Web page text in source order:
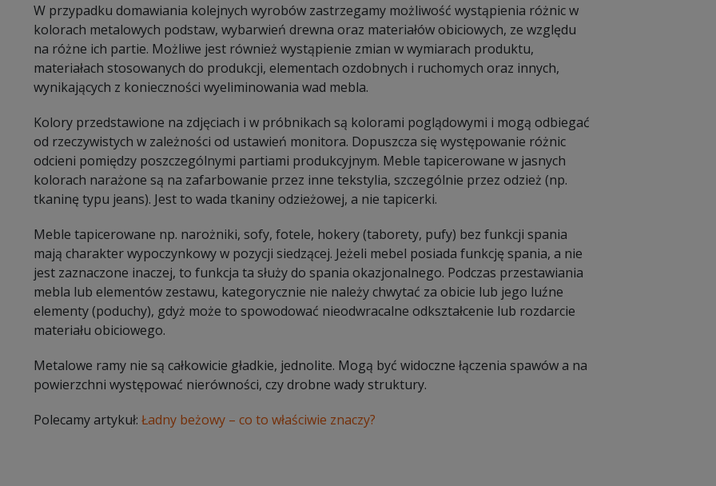
W przypadku domawiania kolejnych wyrobów zastrzegamy możliwość wystąpienia różnic w
kolorach metalowych podstaw, wybarwień drewna oraz materiałów obiciowych, ze względu
na różne ich partie. Możliwe jest również wystąpienie zmian w wymiarach produktu,
materiałach stosowanych do produkcji, elementach ozdobnych i ruchomych oraz innych,
wynikających z konieczności wyeliminowania wad mebla.
Kolory przedstawione na zdjęciach i w próbnikach są kolorami poglądowymi i mogą odbiegać
od rzeczywistych w zależności od ustawień monitora. Dopuszcza się występowanie różnic
odcieni pomiędzy poszczególnymi partiami produkcyjnym. Meble tapicerowane w jasnych
kolorach narażone są na zafarbowanie przez inne tekstylia, szczególnie przez odzież (np.
tkaninę typu jeans). Jest to wada tkaniny odzieżowej, a nie tapicerki.
Meble tapicerowane np. narożniki, sofy, fotele, hokery (taborety, pufy) bez funkcji spania
mają charakter wypoczynkowy w pozycji siedzącej. Jeżeli mebel posiada funkcję spania, a nie
jest zaznaczone inaczej, to funkcja ta służy do spania okazjonalnego. Podczas przestawiania
mebla lub elementów zestawu, kategorycznie nie należy chwytać za obicie lub jego luźne
elementy (poduchy), gdyż może to spowodować nieodwracalne odkształcenie lub rozdarcie
materiału obiciowego.
Metalowe ramy nie są całkowicie gładkie, jednolite. Mogą być widoczne łączenia spawów a na
powierzchni występować nierówności, czy drobne wady struktury.
Polecamy artykuł: Ładny beżowy – co to właściwie znaczy?